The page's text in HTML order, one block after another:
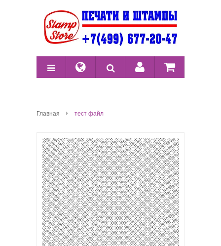
Главная тест файл